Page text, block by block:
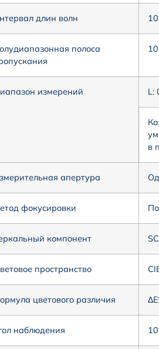
длин волн
полоса
измерений L:
в
апертура
фокусировки
компонент
пространство
цветового различия
наблюдения